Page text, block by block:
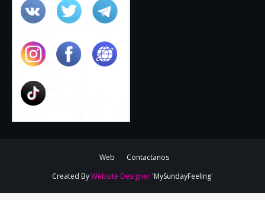
Web
Contactanos
Created ByWebsite Designer 'MySundayFeeling'